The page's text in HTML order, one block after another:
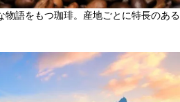
物語をもつ珈琲。産地ごとに特長のある